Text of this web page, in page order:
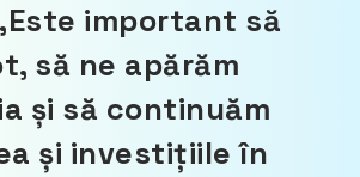
important să
să ne apărăm
și să continuăm
și investițiile în